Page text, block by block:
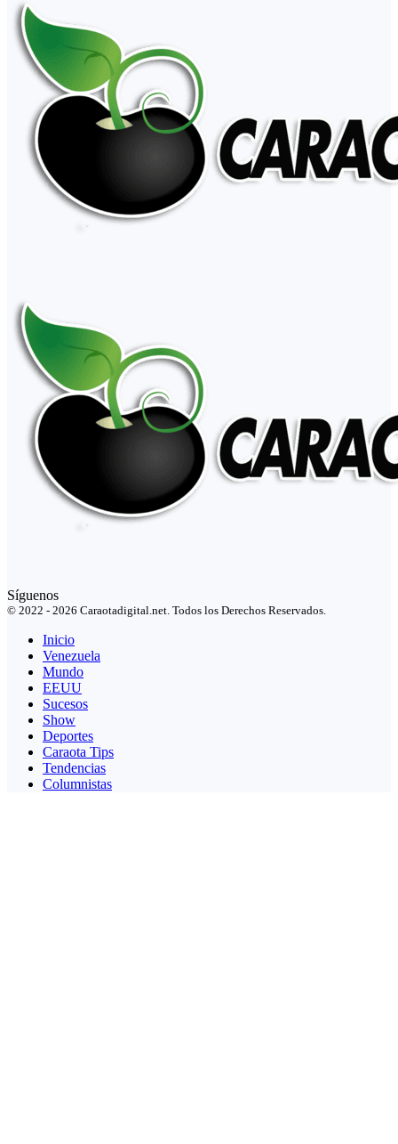
Síguenos
© 2022 - 2026 Caraotadigital.net. Todos los Derechos Reservados.
Inicio
Venezuela
Mundo
EEUU
Sucesos
Show
Deportes
Caraota Tips
Tendencias
Columnistas